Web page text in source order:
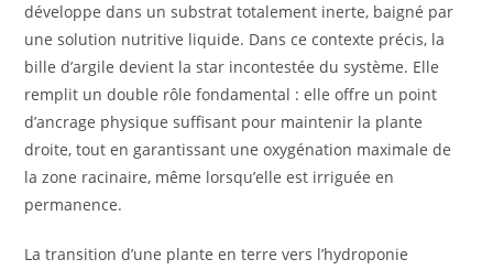
développe dans un substrat totalement inerte, baigné par
une solution nutritive liquide. Dans ce contexte précis, la
bille d’argile devient la star incontestée du système. Elle
remplit un double rôle fondamental : elle offre un point
d’ancrage physique suffisant pour maintenir la plante
droite, tout en garantissant une oxygénation maximale de
la zone racinaire, même lorsqu’elle est irriguée en
permanence.
La transition d’une plante en terre vers l’hydroponie